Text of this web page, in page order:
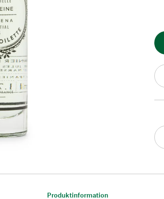
Produktinformation